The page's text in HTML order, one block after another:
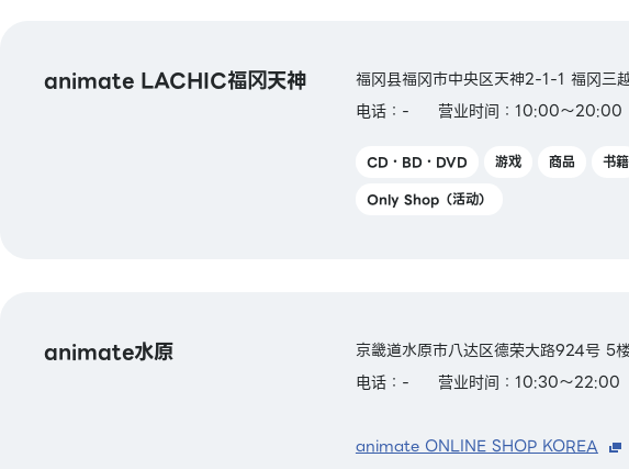
animate LACHIC福冈天神
福冈县福冈市中央区天神2-1-1 福冈三
电话：-
营业时间：10:00～20:00
CD・BD・DVD 游戏 商品 书籍
Only Shop（活动）
animate水原
京畿道水原市八达区德荣大路924号 5
电话：-
营业时间：10:30～22:00
animate ONLINE SHOP KOREA